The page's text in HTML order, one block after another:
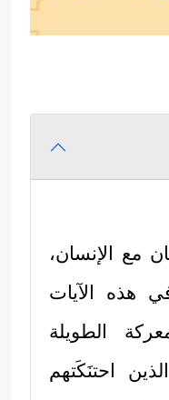
مع الإنسان،
هذه الآيات
الطويلة
احتنَكَتهم